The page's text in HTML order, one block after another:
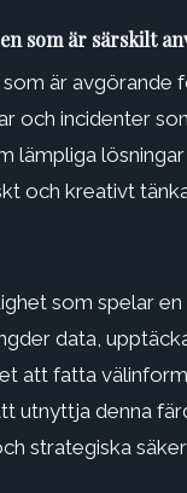
som är särskilt
är
och incidenter
lämpliga
och kreativt
som spelar
data,
att fatta
utnyttja denna
strategiska